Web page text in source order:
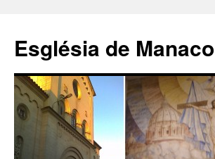
contenido
Església de